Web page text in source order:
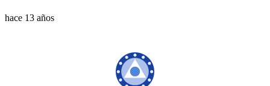
hace 13 años